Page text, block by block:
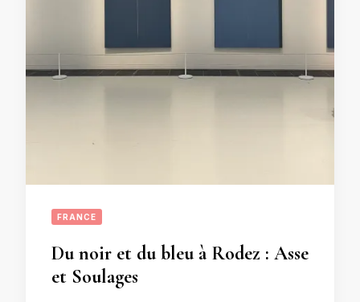
FRANCE
Du noir et du bleu à Rodez : Asse
et Soulages